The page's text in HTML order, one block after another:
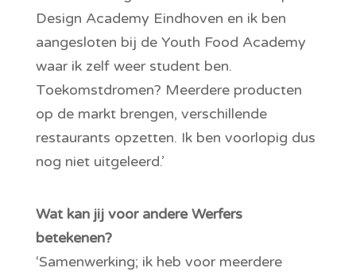
Design Academy Eindhoven en ik ben
aangesloten bij de Youth Food Academy
waar ik zelf weer student ben.
Toekomstdromen? Meerdere producten
op de markt brengen, verschillende
restaurants opzetten. Ik ben voorlopig dus
nog niet uitgeleerd.’
Wat kan jij voor andere Werfers
betekenen?
‘Samenwerking; ik heb voor meerdere